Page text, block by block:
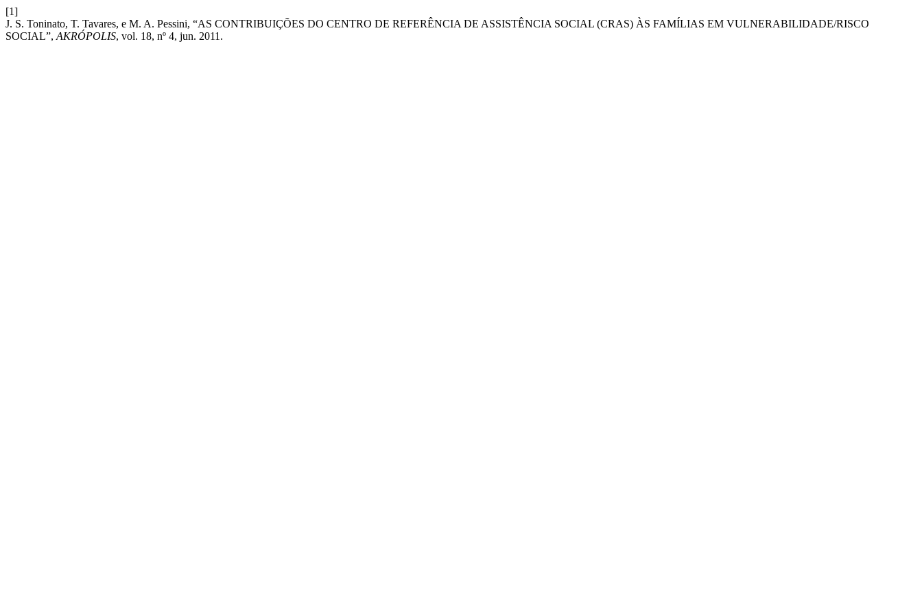
[1]
J. S. Toninato, T. Tavares, e M. A. Pessini, “AS CONTRIBUIÇÕES DO CENTRO DE REFERÊNCIA DE ASSISTÊNCIA SOCIAL (CRAS) ÀS FAMÍLIAS EM VULNERABILIDADE/RISCO
SOCIAL”, AKRÓPOLIS, vol. 18, nº 4, jun. 2011.